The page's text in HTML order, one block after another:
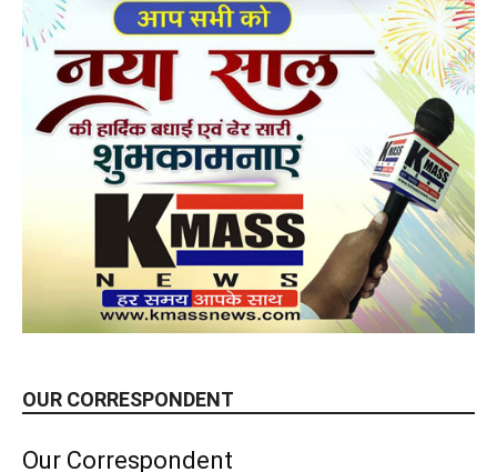
OUR CORRESPONDENT
Our Correspondent